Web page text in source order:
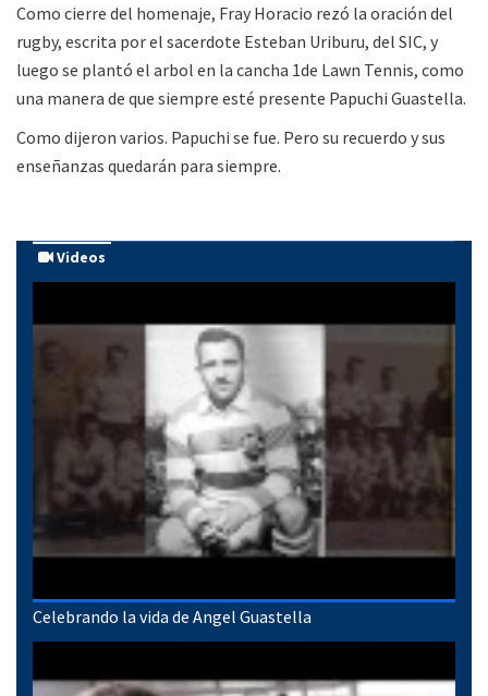
Como cierre del homenaje, Fray Horacio rezó la oración del
rugby, escrita por el sacerdote Esteban Uriburu, del SIC, y
luego se plantó el arbol en la cancha 1de Lawn Tennis, como
una manera de que siempre esté presente Papuchi Guastella.
Como dijeron varios. Papuchi se fue. Pero su recuerdo y sus
enseñanzas quedarán para siempre.
Videos
Celebrando la vida de Angel Guastella